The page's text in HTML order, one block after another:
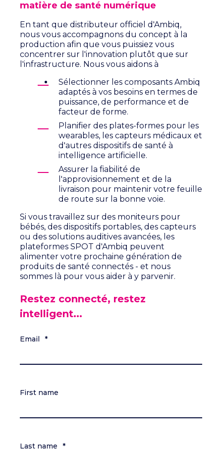
matière de santé numérique
En tant que distributeur officiel d'Ambiq,
nous vous accompagnons du concept à la
production afin que vous puissiez vous
concentrer sur l'innovation plutôt que sur
l'infrastructure. Nous vous aidons à
Sélectionner les composants Ambiq
adaptés à vos besoins en termes de
puissance, de performance et de
facteur de forme.
Planifier des plates-formes pour les
wearables, les capteurs médicaux et
d'autres dispositifs de santé à
intelligence artificielle.
Assurer la fiabilité de
l'approvisionnement et de la
livraison pour maintenir votre feuille
de route sur la bonne voie.
Si vous travaillez sur des moniteurs pour
bébés, des dispositifs portables, des capteurs
ou des solutions auditives avancées, les
plateformes SPOT d'Ambiq peuvent
alimenter votre prochaine génération de
produits de santé connectés - et nous
sommes là pour vous aider à y parvenir.
Restez connecté, restez
intelligent...
Email *
First name
Last name *